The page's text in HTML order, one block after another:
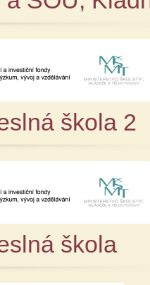
škola 2
škola